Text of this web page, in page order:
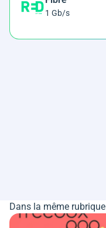
1 Gb/s
Dans la même rubrique